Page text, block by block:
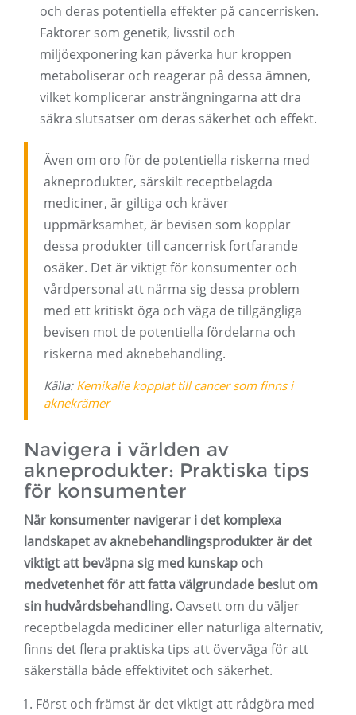
och deras potentiella effekter på cancerrisken.
Faktorer som genetik, livsstil och
miljöexponering kan påverka hur kroppen
metaboliserar och reagerar på dessa ämnen,
vilket komplicerar ansträngningarna att dra
säkra slutsatser om deras säkerhet och effekt.
Även om oro för de potentiella riskerna med
akneprodukter, särskilt receptbelagda
mediciner, är giltiga och kräver
uppmärksamhet, är bevisen som kopplar
dessa produkter till cancerrisk fortfarande
osäker. Det är viktigt för konsumenter och
vårdpersonal att närma sig dessa problem
med ett kritiskt öga och väga de tillgängliga
bevisen mot de potentiella fördelarna och
riskerna med aknebehandling.
Källa: Kemikalie kopplat till cancer som finns i
aknekrämer
Navigera i världen av
akneprodukter: Praktiska tips
för konsumenter
När konsumenter navigerar i det komplexa
landskapet av aknebehandlingsprodukter är det
viktigt att beväpna sig med kunskap och
medvetenhet för att fatta välgrundade beslut om
sin hudvårdsbehandling. Oavsett om du väljer
receptbelagda mediciner eller naturliga alternativ,
finns det flera praktiska tips att överväga för att
säkerställa både effektivitet och säkerhet.
Först och främst är det viktigt att rådgöra med